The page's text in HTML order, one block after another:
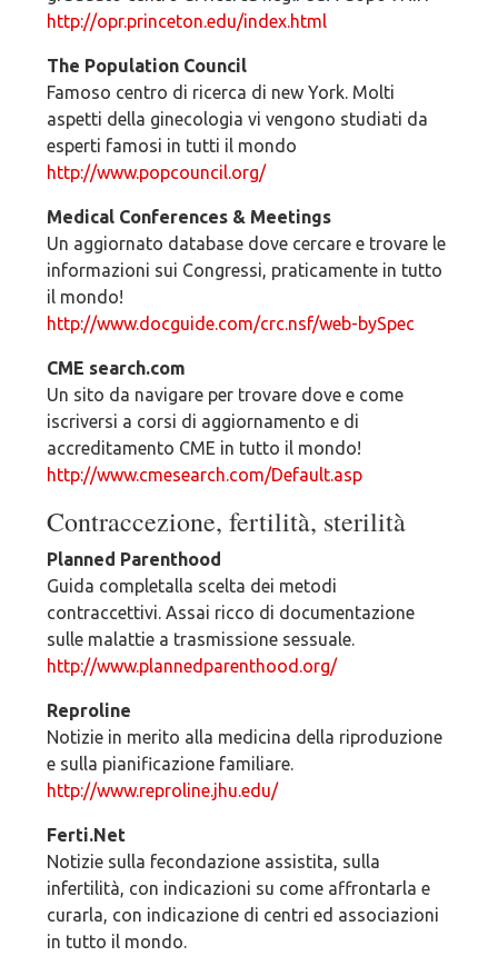
http://opr.princeton.edu/index.html
The Population Council
Famoso centro di ricerca di new York. Molti
aspetti della ginecologia vi vengono studiati da
esperti famosi in tutti il mondo
http://www.popcouncil.org/
Medical Conferences & Meetings
Un aggiornato database dove cercare e trovare le
informazioni sui Congressi, praticamente in tutto
il mondo!
http://www.docguide.com/crc.nsf/web-bySpec
CME search.com
Un sito da navigare per trovare dove e come
iscriversi a corsi di aggiornamento e di
accreditamento CME in tutto il mondo!
http://www.cmesearch.com/Default.asp
Contraccezione, fertilità, sterilità
Planned Parenthood
Guida completalla scelta dei metodi
contraccettivi. Assai ricco di documentazione
sulle malattie a trasmissione sessuale.
http://www.plannedparenthood.org/
Reproline
Notizie in merito alla medicina della riproduzione
e sulla pianificazione familiare.
http://www.reproline.jhu.edu/
Ferti.Net
Notizie sulla fecondazione assistita, sulla
infertilità, con indicazioni su come affrontarla e
curarla, con indicazione di centri ed associazioni
in tutto il mondo.